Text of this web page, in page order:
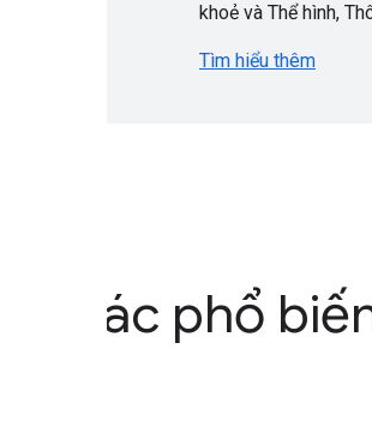
khoẻ và Thể hình,
Tìm hiểu thêm
tác phổ